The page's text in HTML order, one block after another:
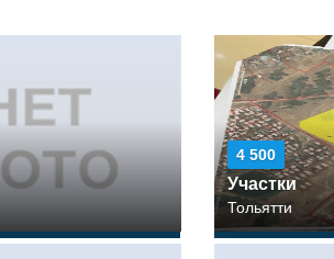
4 500
Участки
Тольятти